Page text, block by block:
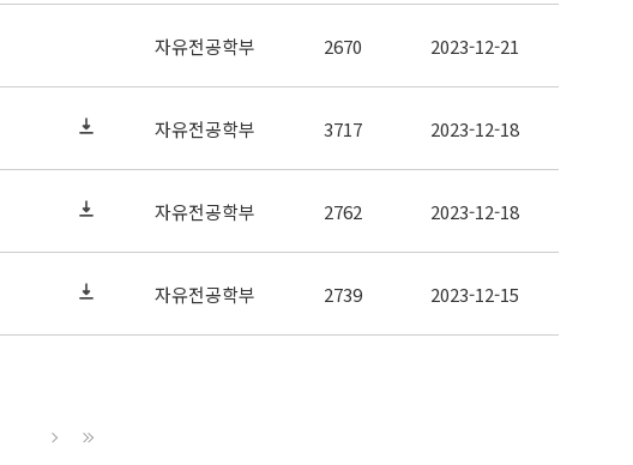
자유전공학부 2670 2023-12-21
자유전공학부 3717 2023-12-18
자유전공학부 2762 2023-12-18
자유전공학부 2739 2023-12-15